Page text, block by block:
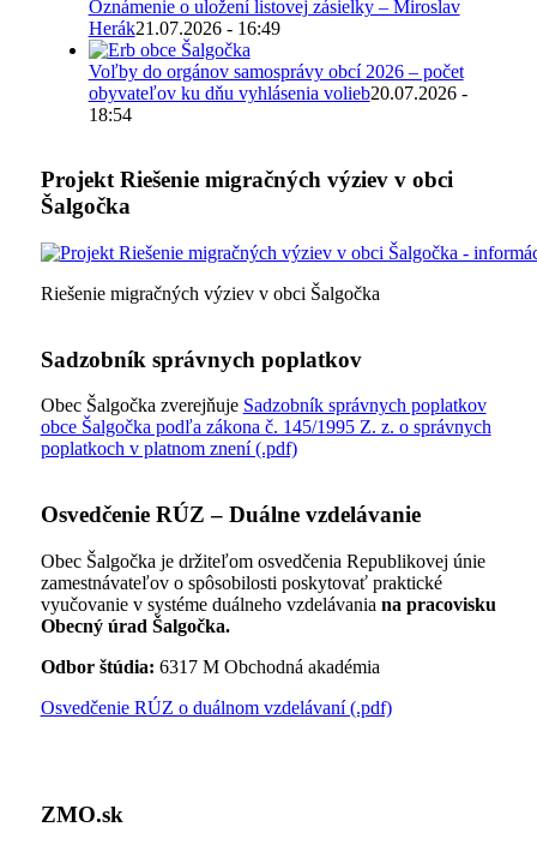
Oznámenie o uložení listovej zásielky – Miroslav
Herák21.07.2026 - 16:49
Voľby do orgánov samosprávy obcí 2026 – počet
obyvateľov ku dňu vyhlásenia volieb20.07.2026 -
18:54
Projekt Riešenie migračných výziev v obci
Šalgočka
Riešenie migračných výziev v obci Šalgočka
Sadzobník správnych poplatkov
Obec Šalgočka zverejňuje Sadzobník správnych poplatkov
obce Šalgočka podľa zákona č. 145/1995 Z. z. o správnych
poplatkoch v platnom znení (.pdf)
Osvedčenie RÚZ – Duálne vzdelávanie
Obec Šalgočka je držiteľom osvedčenia Republikovej únie
zamestnávateľov o spôsobilosti poskytovať praktické
vyučovanie v systéme duálneho vzdelávania na pracovisku
Obecný úrad Šalgočka.
Odbor štúdia: 6317 M Obchodná akadémia
Osvedčenie RÚZ o duálnom vzdelávaní (.pdf)
ZMO.sk